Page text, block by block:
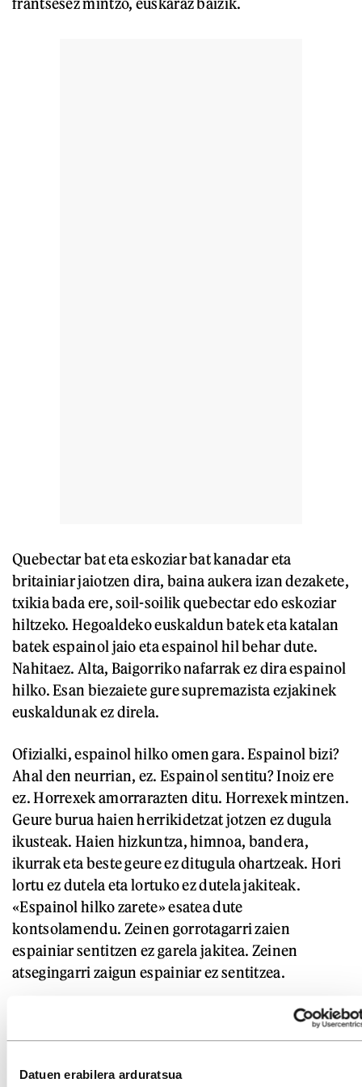
Datuen erabilera arduratsua
Quebectar bat eta eskoziar bat kanadar eta
britainiar jaiotzen dira, baina aukera izan dezakete,
txikia bada ere, soil-soilik quebectar edo eskoziar
hiltzeko. Hegoaldeko euskaldun batek eta katalan
batek espainol jaio eta espainol hil behar dute.
Nahitaez. Alta, Baigorriko nafarrak ez dira espainol
hilko. Esan biezaiete gure supremazista ezjakinek
euskaldunak ez direla.
Ofizialki, espainol hilko omen gara. Espainol bizi?
Ahal den neurrian, ez. Espainol sentitu? Inoiz ere
ez. Horrexek amorrarazten ditu. Horrexek mintzen.
Geure burua haien herrikidetzat jotzen ez dugula
ikusteak. Haien hizkuntza, himnoa, bandera,
ikurrak eta beste geure ez ditugula ohartzeak. Hori
lortu ez dutela eta lortuko ez dutela jakiteak.
«Espainol hilko zarete» esatea dute
kontsolamendu. Zeinen gorrotagarri zaien
espainiar sentitzen ez garela jakitea. Zeinen
atsegingarri zaigun espainiar ez sentitzea.